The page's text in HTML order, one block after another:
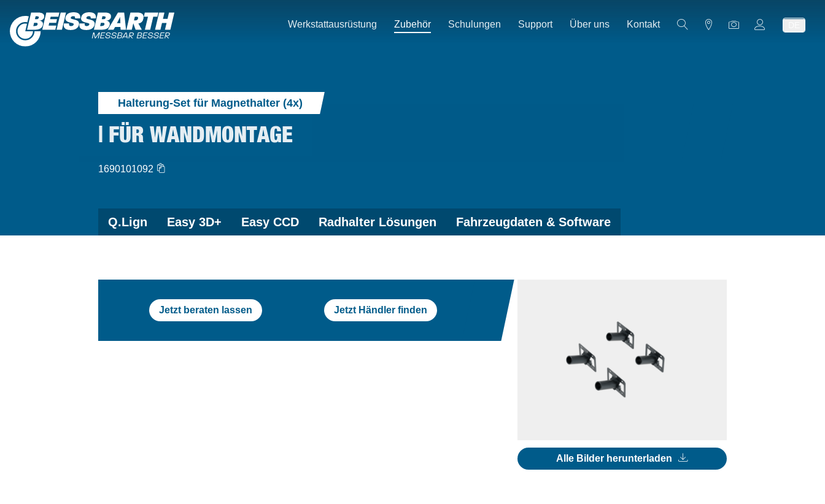
Werkstattausrüstung Zubehör Schulungen Support Über uns Kontakt
Halterung-Set für Magnethalter (4x)
| FÜR WANDMONTAGE
1690101092
Q.Lign Easy 3D+ Easy CCD Radhalter Lösungen Fahrzeugdaten & Software
Jetzt beraten lassen Jetzt Händler finden
Alle Bilder herunterladen